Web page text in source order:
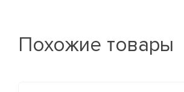
Похожие товары